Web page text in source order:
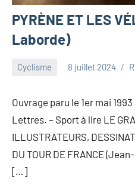
PYRÈNE ET LES
Laborde)
Cyclisme 8 juillet 2024
Ouvrage paru le 1er mai
Lettres. – Sport à lire LE
ILLUSTRATEURS,
DU TOUR DE FRANCE
[…]